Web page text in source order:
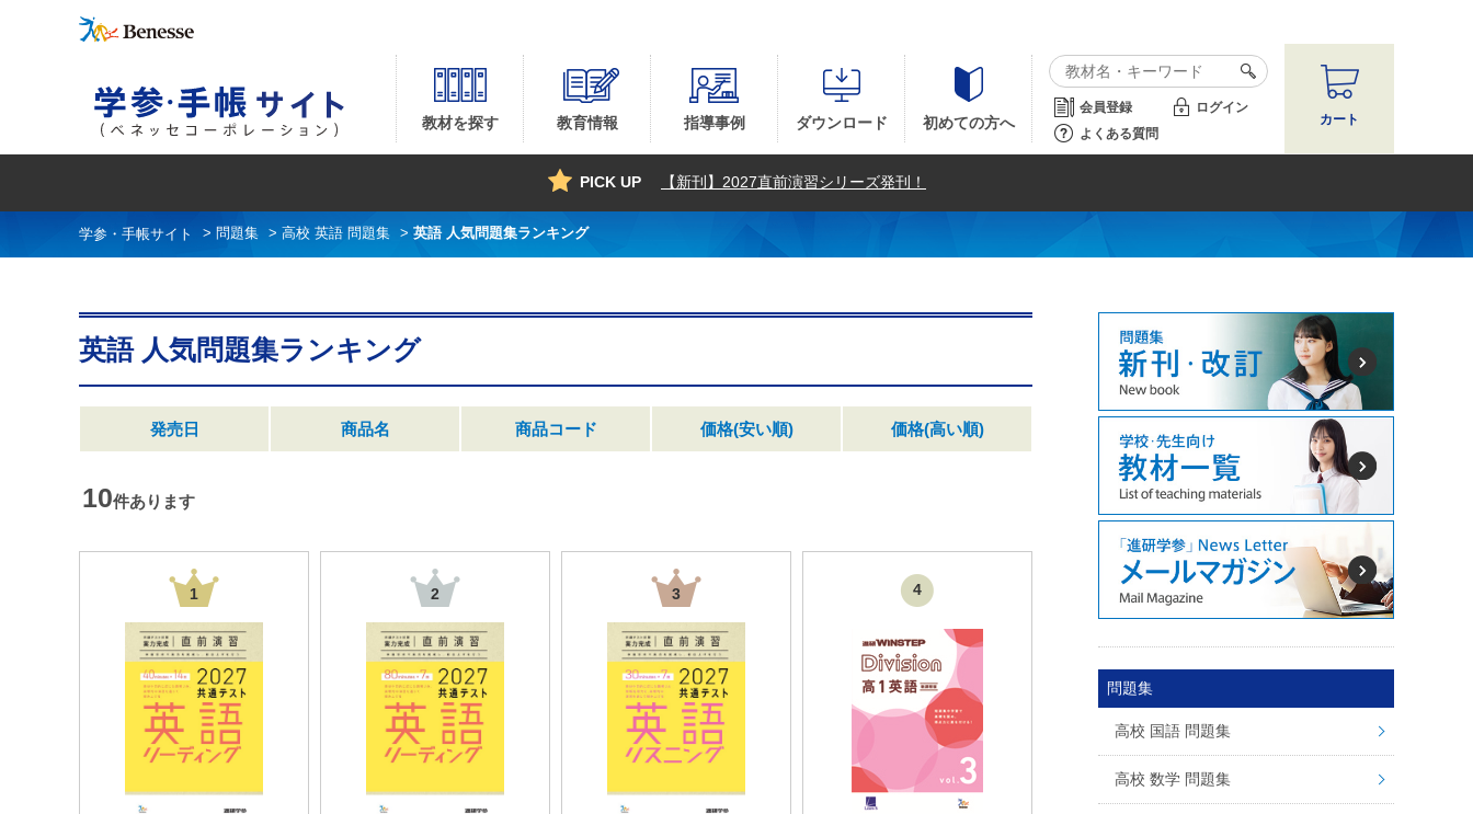
教材を探す 教育情報 指導事例 ダウンロード 初めての方へ
会員登録
ログイン
よくある質問
カート
PICK UP 【新刊】2027直前演習シリーズ発刊！
> 問題集 > 高校 英語 問題集 > 英語 人気問題集ランキング
問題集
高校 国語 問題集
高校 数学 問題集
英語 人気問題集ランキング
発売日 商品名 商品コード 価格(安い順) 価格(高い順)
10件あります
1 2 3 4